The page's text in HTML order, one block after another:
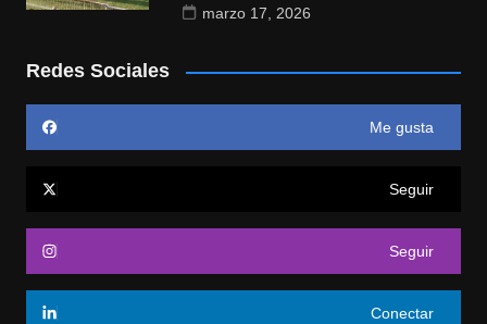
marzo 17, 2026
Redes Sociales
Me gusta
Seguir
Seguir
Conectar